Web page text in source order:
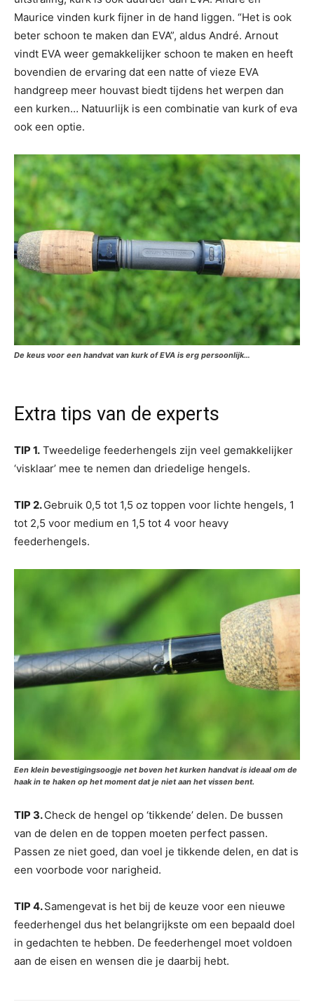
Maurice vinden kurk fijner in de hand liggen. “Het is ook
beter schoon te maken dan EVA”, aldus André. Arnout
vindt EVA weer gemakkelijker schoon te maken en heeft
bovendien de ervaring dat een natte of vieze EVA
handgreep meer houvast biedt tijdens het werpen dan
een kurken… Natuurlijk is een combinatie van kurk of eva
ook een optie.
De keus voor een handvat van kurk of EVA is erg persoonlijk…
Extra tips van de experts
TIP 1. Tweedelige feederhengels zijn veel gemakkelijker
‘visklaar’ mee te nemen dan driedelige hengels.
TIP 2.Gebruik 0,5 tot 1,5 oz toppen voor lichte hengels, 1
tot 2,5 voor medium en 1,5 tot 4 voor heavy
feederhengels.
Een klein bevestigingsoogje net boven het kurken handvat is ideaal om de
haak in te haken op het moment dat je niet aan het vissen bent.
TIP 3.Check de hengel op ‘tikkende’ delen. De bussen
van de delen en de toppen moeten perfect passen.
Passen ze niet goed, dan voel je tikkende delen, en dat is
een voorbode voor narigheid.
TIP 4.Samengevat is het bij de keuze voor een nieuwe
feederhengel dus het belangrijkste om een bepaald doel
in gedachten te hebben. De feederhengel moet voldoen
aan de eisen en wensen die je daarbij hebt.